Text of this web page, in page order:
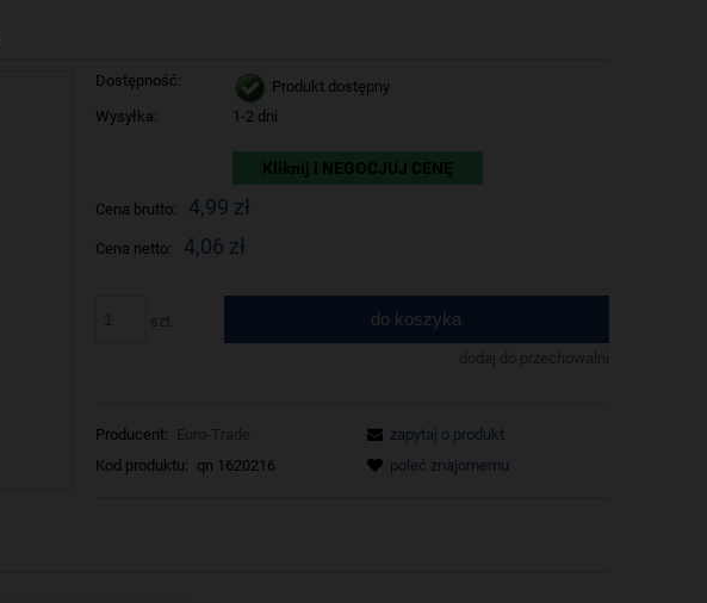
Dostępność:
Produkt dostępny
Wysyłka:
1-2 dni
Kliknij i NEGOCJUJ CENĘ
Cena brutto: 4,99 zł
Cena netto: 4,06 zł
do koszyka
dodaj do przechowalni
Producent:
Euro-Trade
Kod produktu: qn 1620216
zapytaj o produkt
poleć znajomemu